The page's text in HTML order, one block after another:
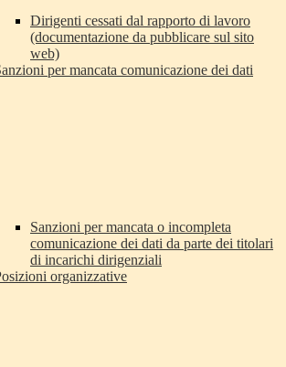
Dirigenti cessati dal rapporto di lavoro
(documentazione da pubblicare sul sito
web)
per mancata comunicazione dei dati
Sanzioni per mancata o incompleta
comunicazione dei dati da parte dei titolari
di incarichi dirigenziali
organizzative